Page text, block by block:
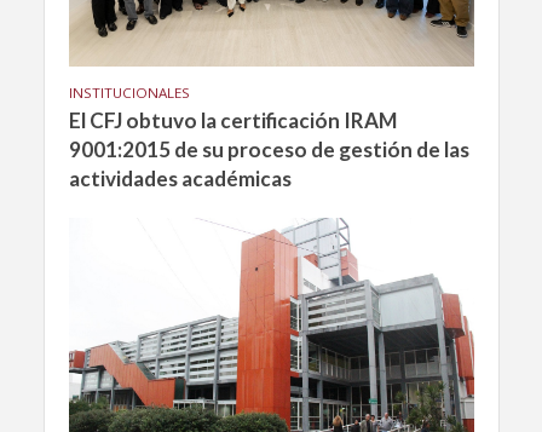
INSTITUCIONALES
El CFJ obtuvo la certificación IRAM
9001:2015 de su proceso de gestión de las
actividades académicas